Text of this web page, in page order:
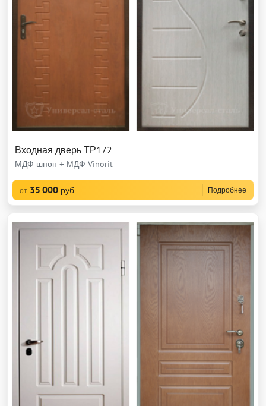
Входная дверь ТР172
МДФ шпон + МДФ Vinorit
от 35 000 руб Подробнее